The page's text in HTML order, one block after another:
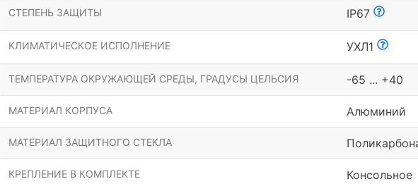
СТЕПЕНЬ ЗАЩИТЫ IP67
КЛИМАТИЧЕСКОЕ ИСПОЛНЕНИЕ УХЛ1
ТЕМПЕРАТУРА ОКРУЖАЮЩЕЙ СРЕДЫ, ГРАДУСЫ ЦЕЛЬСИЯ -65 ... +40
МАТЕРИАЛ КОРПУСА Алюминий
МАТЕРИАЛ ЗАЩИТНОГО СТЕКЛА
КРЕПЛЕНИЕ В КОМПЛЕКТЕ Консольное